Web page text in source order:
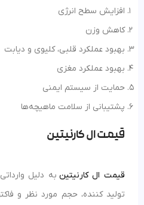
افزایش سطح انرژی
کاهش وزن
بهبود عملکرد قلبی، کلیوی و دیابت
بهبود عملکرد مغزی
حمایت از سیستم ایمنی
پشتیبانی از سلامت ماهیچه‌ها
قیمت ال کارنیتین
قیمت ال کارنیتین به دلیل
تولید کننده، حجم مورد نظر و